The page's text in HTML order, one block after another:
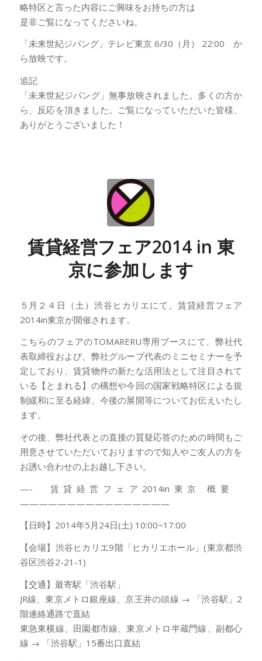
略特区と言った内容にご興味をお持ちの方は
是非ご覧になってくださいね。
「未来世紀ジパング」テレビ東京 6/30（月） 22:00 か
ら放映です。
追記
「未来世紀ジパング」無事放映されました。多くの方か
ら、反応を頂きました。ご覧になっていただいた皆様、
ありがとうございました！
賃貸経営フェア2014 in 東
京に参加します
５月２４日（土）渋谷ヒカリエにて、賃貸経営フェア
2014in東京が開催されます。
こちらのフェアのTOMARERU専用ブースにて、弊社代
表取締役および、弊社グループ代表のミニセミナーを予
定しており、賃貸物件の新たな活用法として注目されて
いる【とまれる】の構想や今回の国家戦略特区による規
制緩和に至る経緯、今後の展開等についてお伝えいたし
ます。
その後、弊社代表との直接の質疑応答のための時間もご
用意させていただいておりますので知人やご友人の方を
お誘い合わせの上お越し下さい。
—- 賃貸経営フェア2014in東京 概要
————————————————
【日時】2014年5月24日(土) 10:00~17:00
【会場】渋谷ヒカリエ9階「ヒカリエホール」(東京都渋
谷区渋谷2-21-1)
【交通】最寄駅「渋谷駅」
JR線、東京メトロ銀座線、京王井の頭線 → 「渋谷駅」2
階連絡通路で直結
東急東横線、田園都市線、東京メトロ半蔵門線、副都心
線 → 「渋谷駅」15番出口直結